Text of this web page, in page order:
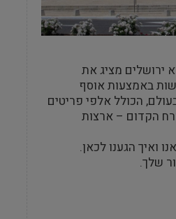
ירושלים מציג את
באמצעות אוסף
הכולל אלפי פריטים
הקדום – ארצות
ואיך הגענו לכאן.
שלך.